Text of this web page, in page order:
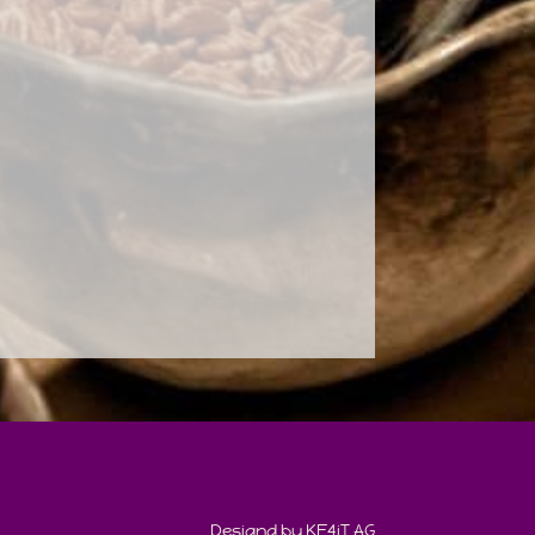
Designd by KE4iT AG